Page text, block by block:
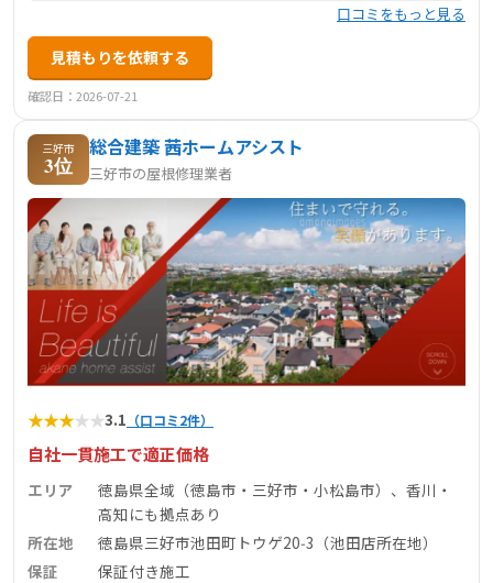
口コミをもっと見る
見積もりを依頼する
確認日：2026-07-21
三好市
3位
総合建築 茜ホームアシスト
三好市の屋根修理業者
★★★★★3.1 （口コミ2件）
自社一貫施工で適正価格
エリア
徳島県全域（徳島市・三好市・小松島市）、香川・
高知にも拠点あり
所在地
徳島県三好市池田町トウゲ20‑3（池田店所在地）
保証
保証付き施工